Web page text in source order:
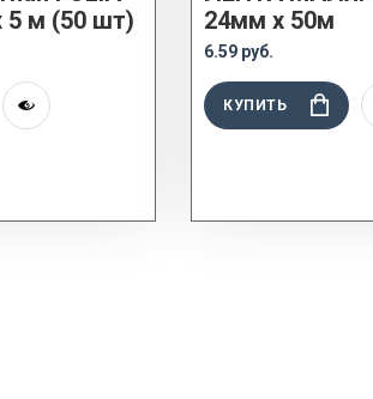
5 м (50 шт)
24мм x 50м
6.59 руб.
КУПИТЬ